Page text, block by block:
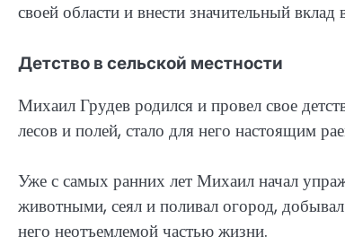
своей области и внести значительный
Детство в сельской местности
Михаил Грудев родился и провел свое
лесов и полей, стало для него настоящим
Уже с самых ранних лет Михаил начал
животными, сеял и поливал огород,
него неотъемлемой частью жизни.